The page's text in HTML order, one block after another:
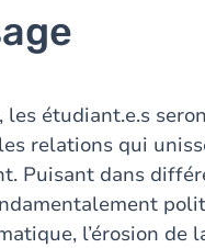
étudiant.e.s
relations qui
Puisant dans
l’érosion de